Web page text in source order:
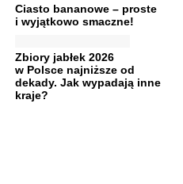
Ciasto bananowe – proste
i wyjątkowo smaczne!
Zbiory jabłek 2026
w Polsce najniższe od
dekady. Jak wypadają inne
kraje?